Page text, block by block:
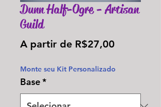
Dunn Half-Ogre - Artisan
Guild
A partir de R$27,00
Monte seu Kit Personalizado
Base*